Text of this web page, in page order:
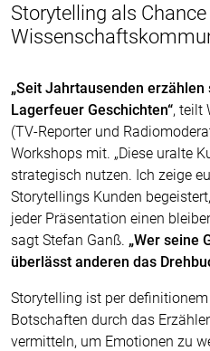
Storytelling als
„Seit Jahrtausenden
Lagerfeuer Geschichten“, teilt
(TV-Reporter und
Workshops mit. „Diese uralte
strategisch nutzen. Ich zeige
Storytellings Kunden
jeder Präsentation einen
sagt Stefan Ganß. „Wer seine
überlässt anderen das
Storytelling ist per
Botschaften durch das
vermitteln, um Emotionen zu